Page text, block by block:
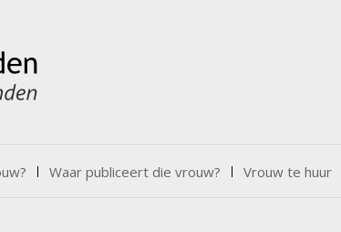
Waar publiceert die vrouw? Vrouw te huur